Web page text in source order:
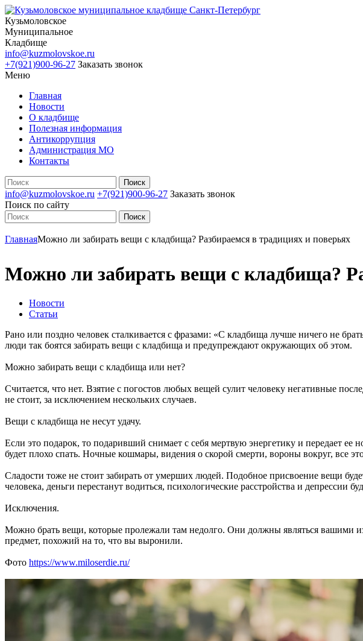
Кузьмоловское
Муниципальное
Кладбище
info@kuzmolovskoe.ru
+7(921)900-96-27 Заказать звонок
Меню
Главная
Новости
О кладбище
Полезная информация
Антикоррупция
Администрация МО
Контакты
info@kuzmolovskoe.ru +7(921)900-96-27 Заказать звонок
Поиск по сайту
ГлавнаяМожно ли забирать вещи с кладбища? Разбираемся в традициях и поверьях
Можно ли забирать вещи с кладбища?
Новости
Статьи
Рано или поздно человек сталкивается с фразами: «С кладбища лучше ничего не
люди так боятся забирать вещи с кладбища и предупреждают окружающих об этом.
Можно забирать вещи с кладбища или нет?
Считается, что нет. Взятие с погостов любых вещей сулит человеку негативные
не стоит, за исключением нескольких случаев.
Вещи с кладбища не несут удачу.
Если это подарок, то подаривший снимает с себя мертвую энергетику и передает
будет плохо спать. Ночные кошмары, видения о скорой смерти, вороны вокруг, все
Сладости тоже не стоит забирать от умерших людей. Подобное присвоение вещи
человека, деньги перестанут водиться, психологические расстройства и депрессии
Исключения.
Можно брать вещи, которые пролежали там недолго. Они должны являться вашими
предмет, похожий на то, что вы выронили.
Фото https://www.miloserdie.ru/